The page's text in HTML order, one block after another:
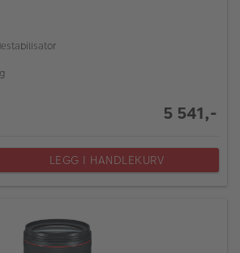
5 541,-
LEGG I HANDLEKURV